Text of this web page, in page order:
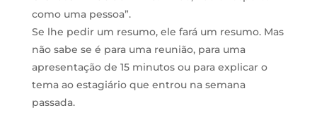
como uma pessoa”.
Se lhe pedir um resumo, ele fará um resumo. Mas
não sabe se é para uma reunião, para uma
apresentação de 15 minutos ou para explicar o
tema ao estagiário que entrou na semana
passada.